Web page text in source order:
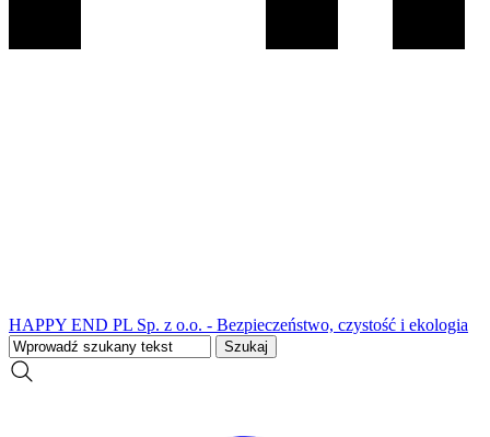
HAPPY END PL Sp. z o.o. - Bezpieczeństwo, czystość i ekologia